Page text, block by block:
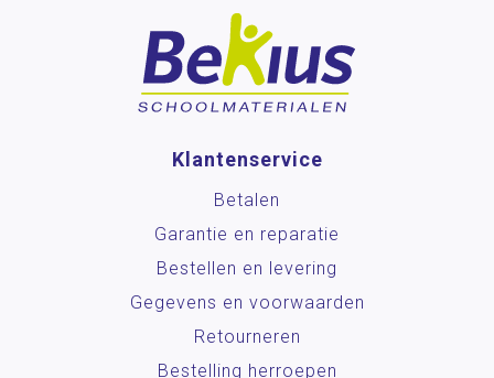
Klantenservice
Betalen
Garantie en reparatie
Bestellen en levering
Gegevens en voorwaarden
Retourneren
Bestelling herroepen